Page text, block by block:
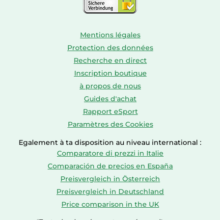
Mentions légales
Protection des données
Recherche en direct
Inscription boutique
à propos de nous
Guides d'achat
Rapport eSport
Paramètres des Cookies
Egalement à ta disposition au niveau international :
Comparatore di prezzi in Italie
Comparación de precios en España
Preisvergleich in Österreich
Preisvergleich in Deutschland
Price comparison in the UK